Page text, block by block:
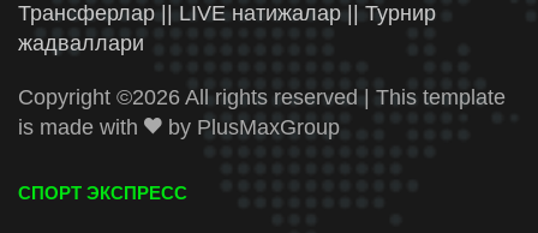
Трансферлар || LIVE натижалар || Турнир
жадваллари
Copyright ©2026 All rights reserved | This template
is made with
by PlusMaxGroup
СПОРТ ЭКСПРЕСС